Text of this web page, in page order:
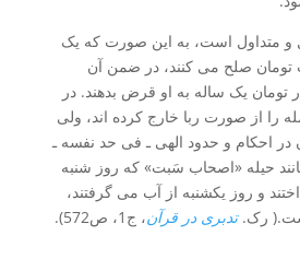
و متداول است، به این صورت که یک
تومان صلح می کنند، در ضمن آن
یک ساله به او قرض بدهند. در
را از صورت ربا خارج کرده اند، ولی
در احکام و حدود الهی ـ فی حد نفسه ـ
حیله «اصحاب سَبت» که روز شنبه
و روز یکشنبه از آب می گرفتند،
رک. تدبری در قرآن، ج1، ص572).